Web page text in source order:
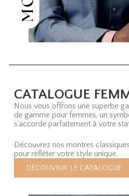
CATALOGUE
Nous vous offrons une superbe
de gamme pour femmes, un
s’accorde parfaitement à votre
Découvrez nos montres
pour refléter votre style unique.
DÉCOUVRIR LE CATALOGUE